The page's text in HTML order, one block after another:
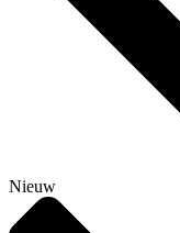
Nieuw